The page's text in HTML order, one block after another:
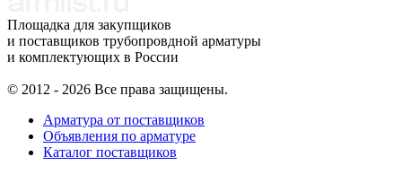
Площадка для закупщиков
и поставщиков трубопровдной арматуры
и комплектующих в России
© 2012 - 2026 Все права защищены.
Арматура от поставщиков
Объявления по арматуре
Каталог поставщиков